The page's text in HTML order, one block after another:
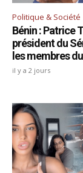
Politique & Société
Bénin : Patrice
président du
les membres
il y a 2 jours